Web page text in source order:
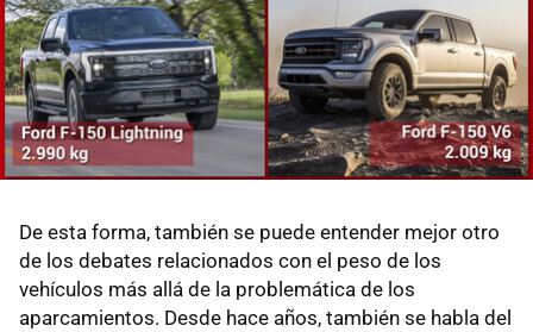
De esta forma, también se puede entender mejor otro
de los debates relacionados con el peso de los
vehículos más allá de la problemática de los
aparcamientos. Desde hace años, también se habla del